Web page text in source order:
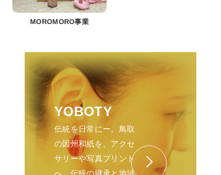
MOROMORO事業
YOBOTY
伝統を日常にー。鳥取
の因州和紙を、アクセ
サリーや写真プリント